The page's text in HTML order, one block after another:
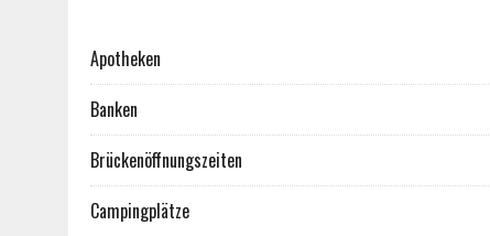
Apotheken
Banken
Brückenöffnungszeiten
Campingplätze